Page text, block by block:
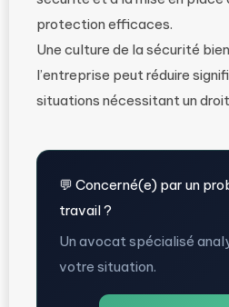
protection efficaces.
Une culture de la sécurité
l’entreprise peut réduire
situations nécessitant un
💬 Concerné(e) par un
travail ?
Un avocat spécialisé
votre situation.